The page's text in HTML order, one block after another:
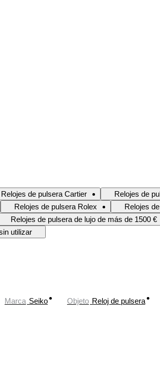
Relojes de pulsera Cartier
Relojes de
Relojes de pulsera Rolex
Relojes
Relojes de pulsera de lujo de más de 1500 €
utilizar
Marca Seiko Objeto Reloj de pulsera